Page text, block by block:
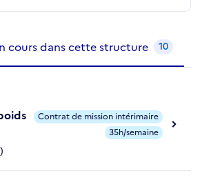
cours dans cette structure 10
Contrat de mission intérimaire
35h/semaine